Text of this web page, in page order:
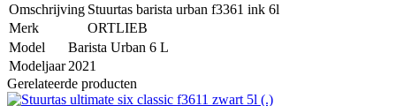
Omschrijving Stuurtas barista urban f3361 ink 6l
Merk
ORTLIEB
Model
Barista Urban 6 L
Modeljaar 2021
Gerelateerde producten